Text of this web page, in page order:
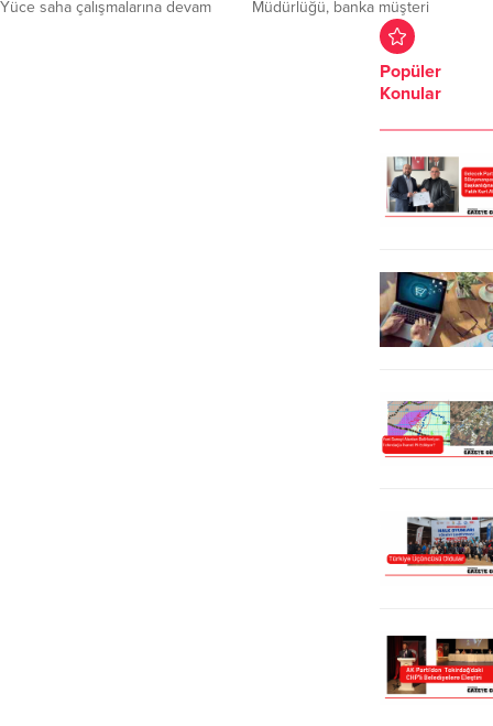
Yüce saha çalışmalarına devam
Müdürlüğü, banka müşteri
hizmetlerini taklit ederek yapılan
sahte aramalara ilişkin uyarıda
bulundu.Son zamanlarda
dolandırıcıların, bankaların müşteri
bilgilerine erişim sağladığına ilişkin
şikayetler, her geçen gün
artıyor.Emniyet Müdürlüğü
Popüler
Konular